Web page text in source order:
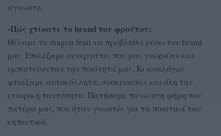
άγνωστο.
-Πώς χτίσατε το brand του φρούτου;
Θέλαμε το dragon fruit να προβληθεί μέσω του brand
μας. Επιλέξαμε συνεργάτες που μας γνώριζαν και
εμπιστεύονταν την ποιότητά μας. Κι αναλόγως
φτιάξαμε αυτοκόλλητα, συσκευασίες και όλη την
εταιρική ταυτότητα. Πατήσαμε πάνω στη φήμη του
πατέρα μας, που ήταν γνωστός για τα ποιοτικά του
κηπευτικά.